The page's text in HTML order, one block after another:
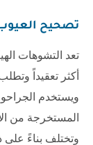
تصحيح
تعد التشوهات
أكثر تعقيداً
ويستخدم
المستخرجة من
وتختلف بناءً على